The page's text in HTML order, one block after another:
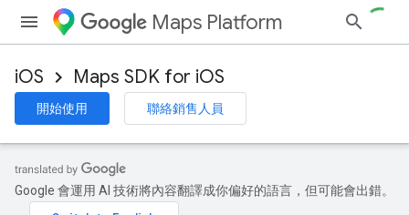
Maps Platform
iOS Maps SDK for iOS
開始使用 聯絡銷售人員
Google 會運用 AI 技術將內容翻譯成你偏好的語言，但可能會出錯。